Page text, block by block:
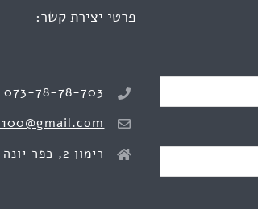
פרטי יצירת קשר:
073-78-78-703
רימון 2, כפר יונה